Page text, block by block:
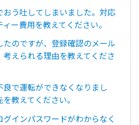
おう吐してしまいました。対応
ー費用を教えてください。
たのですが、登録確認のメール
えられる理由を教えてくださ
で運転ができなくなりまし
教えてください。
インパスワードがわからなく